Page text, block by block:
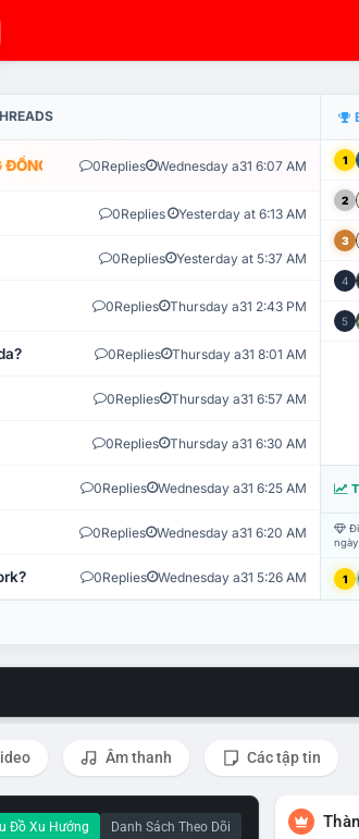
VLIKE.VN: HỆ THỐNG GIÁM SÁT TỰ
0Replies Wednesday a31 6:07 AM
0Replies Yesterday at 6:13 AM
0Replies Yesterday at 5:37 AM
0Replies Thursday a31 2:43 PM
0Replies Thursday a31 8:01 AM
0Replies Thursday a31 6:57 AM
0Replies Thursday a31 6:30 AM
0Replies Wednesday a31 6:25 AM
0Replies Wednesday a31 6:20 AM
0Replies Wednesday a31 5:26 AM
1
2
3
4
5
1
Âm thanh Các tập tin
Đồ Xu Hướng Danh Sách Theo Dõi